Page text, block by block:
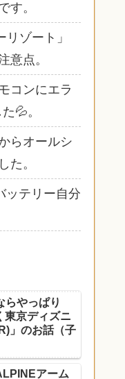
す。
リゾート」
意点。
コンにエラ
💦。
らオールシ
た。
ッテリー自分
らやっぱり
東京ディズニ
」のお話（子
アーム